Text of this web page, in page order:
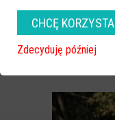
CHCĘ
Zdecyduję później